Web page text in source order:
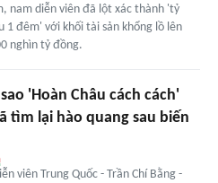
nam diễn viên đã lột xác thành 'tỷ
1 đêm' với khối tài sản khổng lồ lên
nghìn tỷ đồng.
'Hoàn Châu cách cách'
tìm lại hào quang sau biến
viên Trung Quốc - Trần Chí Bằng -